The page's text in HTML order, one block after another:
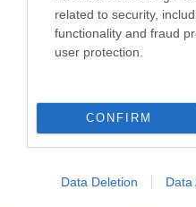
related to security,
functionality and fraud
user protection.
CONFIRM
Data Deletion Data
Αυτή την ώρα το
υπουργό